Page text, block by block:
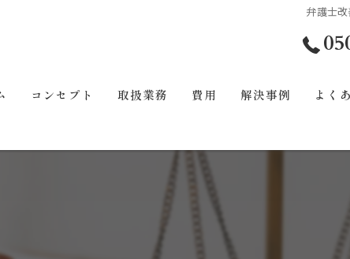
弁護士
コンセプト 取扱業務 費用 解決事例 よく